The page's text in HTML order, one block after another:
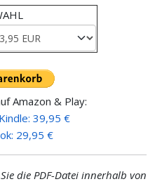
Amazon & Play:
39,95 €
29,95 €
die PDF-Datei innerhalb von